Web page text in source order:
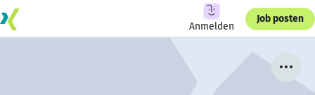
Anmelden
Job posten